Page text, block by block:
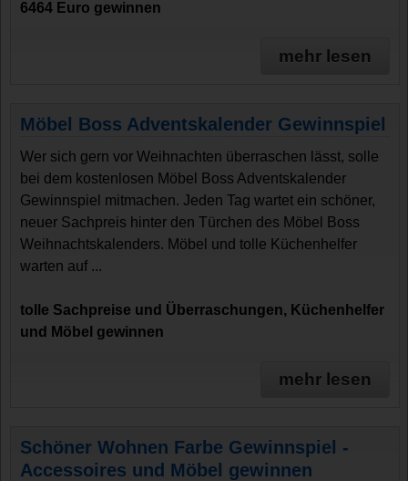
6464 Euro gewinnen
mehr lesen
Möbel Boss Adventskalender Gewinnspiel
Wer sich gern vor Weihnachten überraschen lässt, solle
bei dem kostenlosen Möbel Boss Adventskalender
Gewinnspiel mitmachen. Jeden Tag wartet ein schöner,
neuer Sachpreis hinter den Türchen des Möbel Boss
Weihnachtskalenders. Möbel und tolle Küchenhelfer
warten auf ...
tolle Sachpreise und Überraschungen, Küchenhelfer
und Möbel gewinnen
mehr lesen
Schöner Wohnen Farbe Gewinnspiel -
Accessoires und Möbel gewinnen